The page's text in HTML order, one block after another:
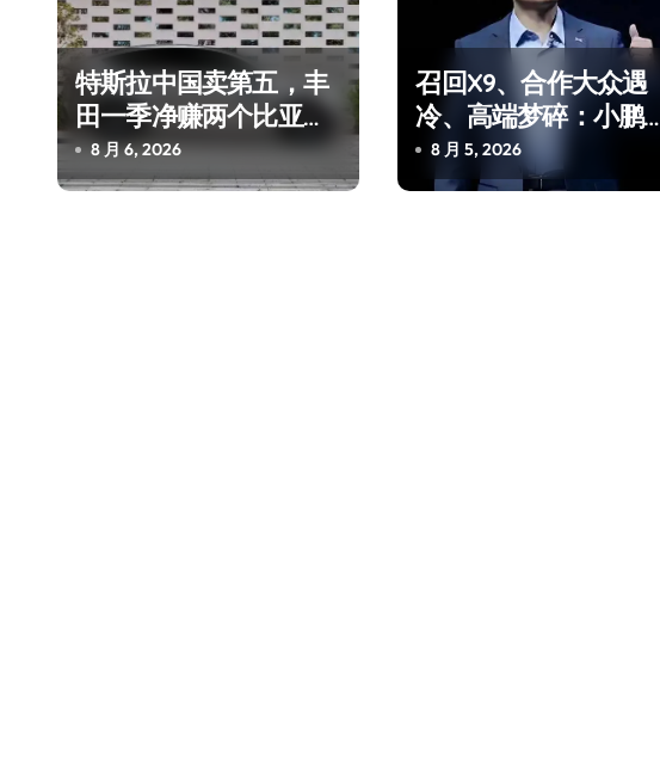
特斯拉中国卖第五，丰
田一季净赚两个比亚迪
——中国车企该醒醒了
8 月 6, 2026
召回X9、合作大众遇
冷、高端梦碎：小鹏的
“多事之夏”
8 月 5, 2026